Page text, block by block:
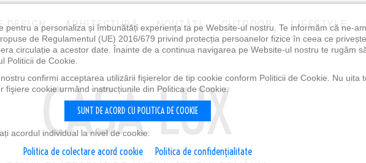
DESIGN ARHITECTURĂ NOUTĂȚI OUTDOOR LIFESTYLE
pentru a personaliza și îmbunătăți experiența ta pe Website-ul nostru. Te informăm că ne-
de Regulamentul (UE) 2016/679 privind protecția persoanelor fizice în ceea ce
circulație a acestor date. Înainte de a continua navigarea pe Website-ul nostru te rugăm
Politicii de Cookie.
confirmi acceptarea utilizării fişierelor de tip cookie conform Politicii de Cookie. Nu uita
cookie urmând instrucțiunile din Politica de Cookie.
SUNT DE ACORD CU POLITICA DE COOKIE
acordul individual la nivel de cookie:
Politica de colectare acord cookie Politica de confidențialitate